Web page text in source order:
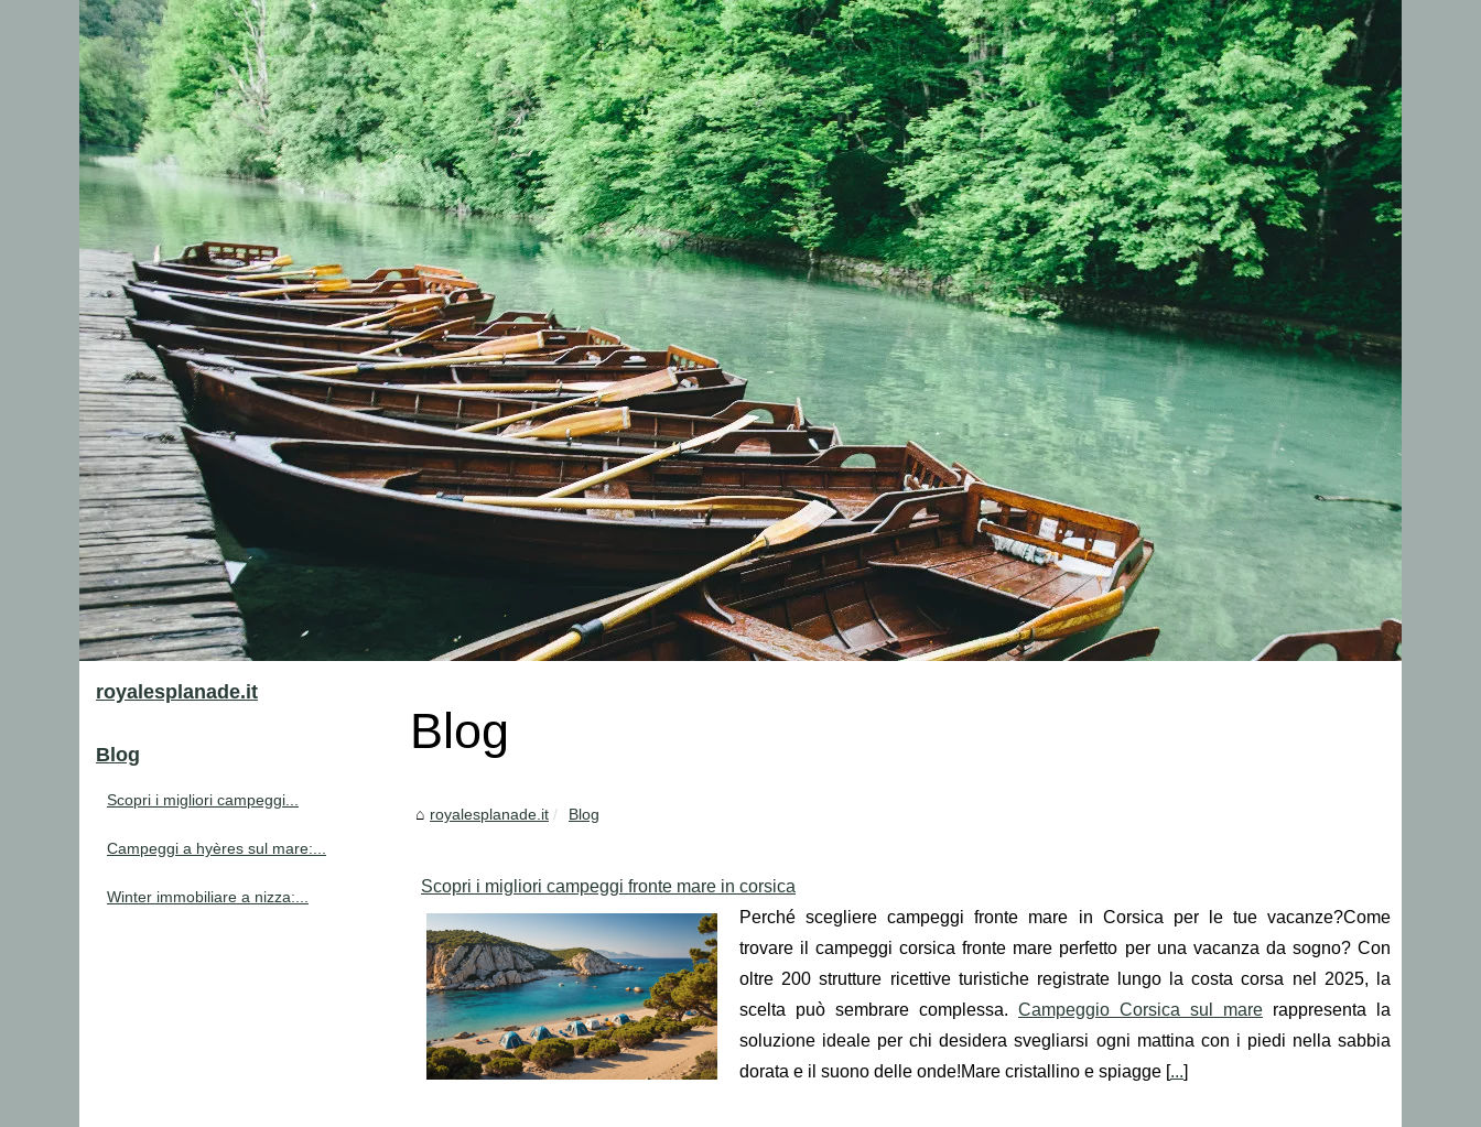
Blog
royalesplanade.it Blog
Scopri i migliori campeggi fronte mare in corsica
Perché scegliere campeggi fronte mare in Corsica per le tue vacanze?Come
trovare il campeggi corsica fronte mare perfetto per una vacanza da sogno? Con
oltre 200 strutture ricettive turistiche registrate lungo la costa corsa nel 2025, la
scelta può sembrare complessa. Campeggio Corsica sul mare rappresenta la
soluzione ideale per chi desidera svegliarsi ogni mattina con i piedi nella sabbia
dorata e il suono delle onde!Mare cristallino e spiagge [...]
royalesplanade.it
Blog
Scopri i migliori campeggi...
Campeggi a hyères sul mare:...
Winter immobiliare a nizza:...